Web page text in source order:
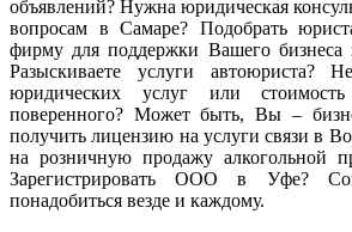
объявлений? Нужна юридическая
вопросам в Самаре? Подобрать
фирму для поддержки Вашего бизнеса
Разыскиваете услуги автоюриста?
юридических услуг или
поверенного? Может быть, Вы –
получить лицензию на услуги связи в
на розничную продажу алкогольной
Зарегистрировать ООО в Уфе?
понадобиться везде и каждому.